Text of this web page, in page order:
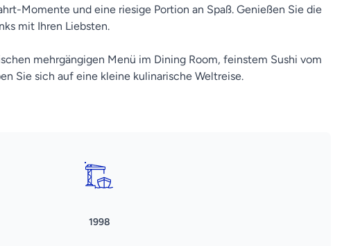
Momente und eine riesige Portion an Spaß. Genießen Sie die
mit Ihren Liebsten.
mehrgängigen Menü im Dining Room, feinstem Sushi vom
Sie sich auf eine kleine kulinarische Weltreise.
1998